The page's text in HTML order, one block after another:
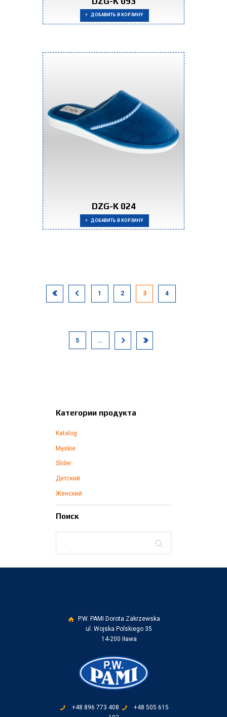
ДОБАВИТЬ В КОРЗИНУ
DZG-K 024
ДОБАВИТЬ В КОРЗИНУ
1 2 3 4
5 …
Категории продукта
Katalog
Męskie
Slider
Детский
Женский
Поиск
P.W. PAMI Dorota Zakrzewska
ul. Wojska Polskiego 35
14-200 Iława
+48 896 773 408
+48 505 615